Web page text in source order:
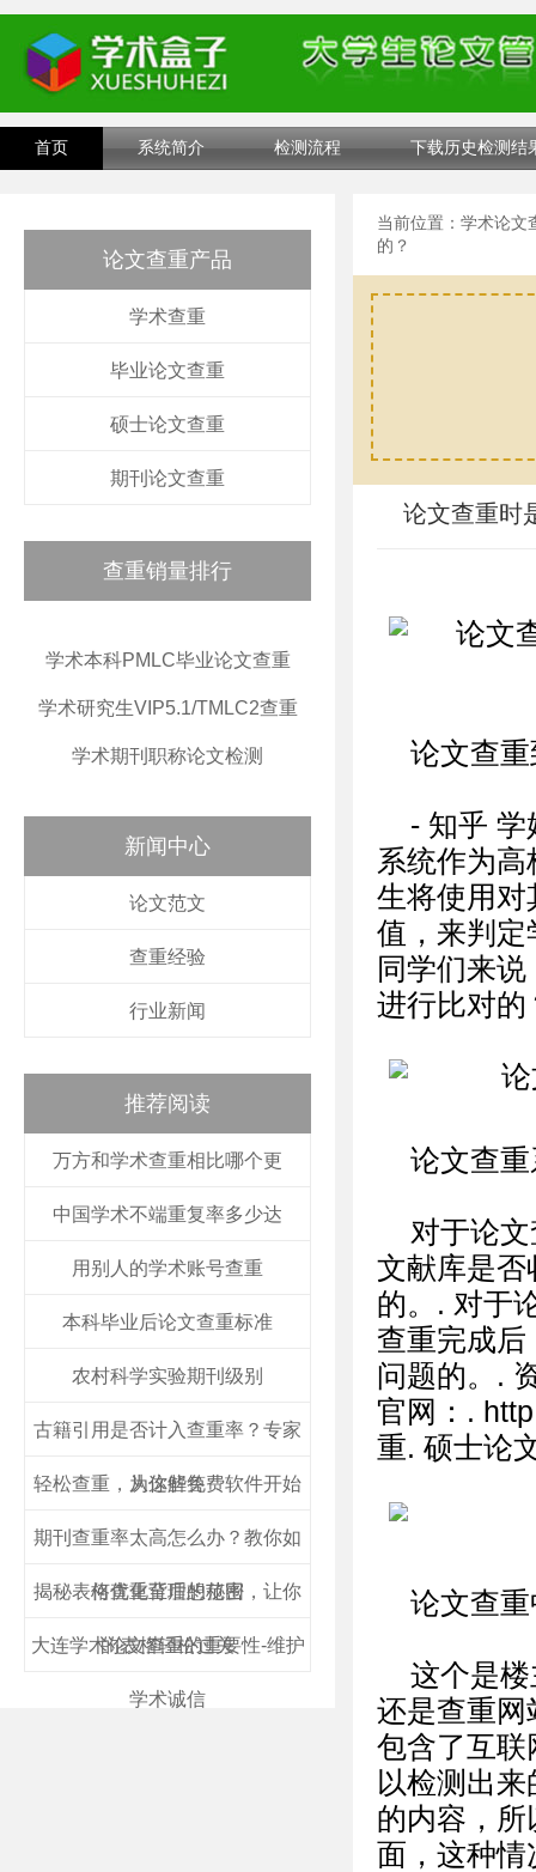
首页 系统简介 检测流程 下载历史检测结
论文查重产品
学术查重
毕业论文查重
硕士论文查重
期刊论文查重
查重销量排行
学术本科PMLC毕业论文查重
学术研究生VIP5.1/TMLC2查重
学术期刊职称论文检测
新闻中心
论文范文
查重经验
行业新闻
推荐阅读
万方和学术查重相比哪个更
中国学术不端重复率多少达
用别人的学术账号查重
本科毕业后论文查重标准
农村科学实验期刊级别
古籍引用是否计入查重率？专家
为你解答
轻松查重，从这些免费软件开始
期刊查重率太高怎么办？教你如
何优化至理想范围
揭秘表格查重背后的秘密，让你
的表格轻松过关
大连学术论文查重的重要性-维护
学术诚信
当前位置： 学术论文
的？
论文查重时
论文查
- 知乎 学
系统作为
生将使用对
值，来判定
同学们来
进行比对的
论文查
对于论
文献库是否
的。. 对于
查重完成后
问题的。.
官网：.
重. 硕士论
论文查
这个是
还是查重网
包含了互联
以检测出
的内容，
面，这种